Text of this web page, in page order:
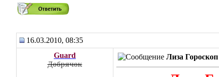
16.03.2010, 08:35
Guard
Добрячок
Лиза Гороскоп